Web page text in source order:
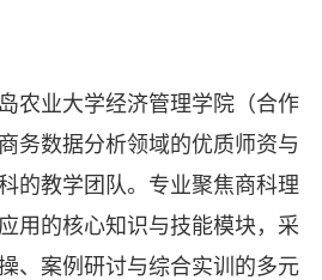
业大学经济管理学院（合作
务数据分析领域的优质师资与
的教学团队。专业聚焦商科理
用的核心知识与技能模块，采
、案例研讨与综合实训的多元